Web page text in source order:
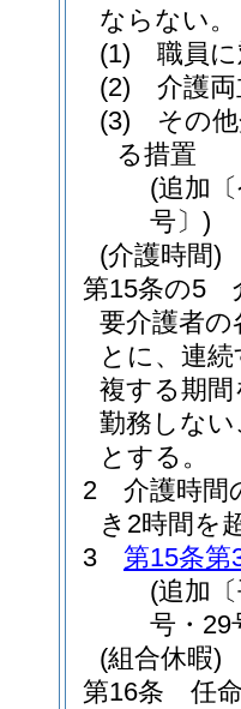
ならない。
(1)
職員
(2)
介護
(3)
その
る措置
(追加
号〕)
(介護時間)
第15条の5
要介護者
とに、連
複する期
勤務しな
とする。
2
介護時間
き2時間を
3
第15条第
(追加
号・29
(組合休暇)
第16条
任